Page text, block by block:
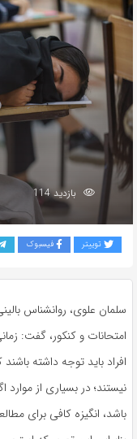
بازدید 114
توییتر فیسبوک
سلمان علوی، روانشناس
امتحانات و کنکور، گفت:
افراد باید توجه داشته
نیستند؛ در بسیاری از
باشد، انگیزه کافی برای